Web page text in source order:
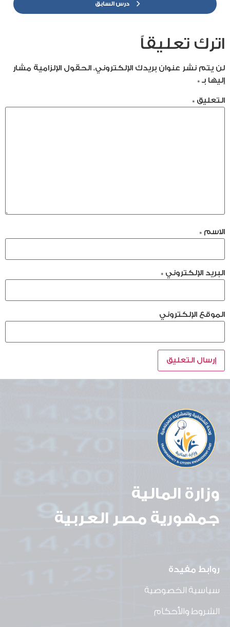
درس السابق
اترك تعليقاً
لن يتم نشر عنوان بريدك الإلكتروني. الحقول الإلزامية مشار
إليها بـ *
التعليق *
الاسم *
البريد الإلكتروني *
الموقع الإلكتروني
وزارة المالية
جمهورية مصر العربية
روابط مفيدة
سياسية الخصوصية
الشروط والأحكام